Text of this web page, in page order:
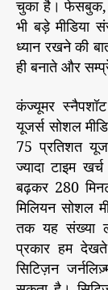
चुका है। फेसबुक,
भी बड़े मीडिया
ध्यान रखने की
ही बनाते और
कंज्यूमर
यूजर्स सोशल
75 प्रतिशत
ज्यादा टाइम
बढ़कर 280
मिलियन सोशल
तक यह संख्या
प्रकार हम देखते
सिटिज़न